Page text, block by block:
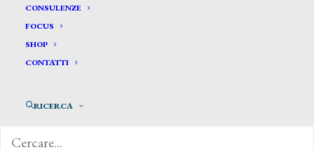
CONSULENZE
FOCUS
SHOP
CONTATTI
RICERCA
Boniforti Vincenzo*
BONIFORTI VINCENZO
Studiò con G. B. Garberini a Vigevano e poi